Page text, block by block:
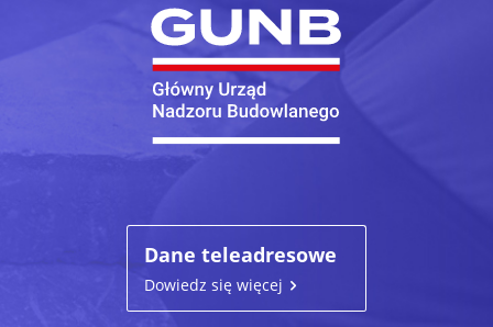
Dane teleadresowe
Dowiedz się więcej